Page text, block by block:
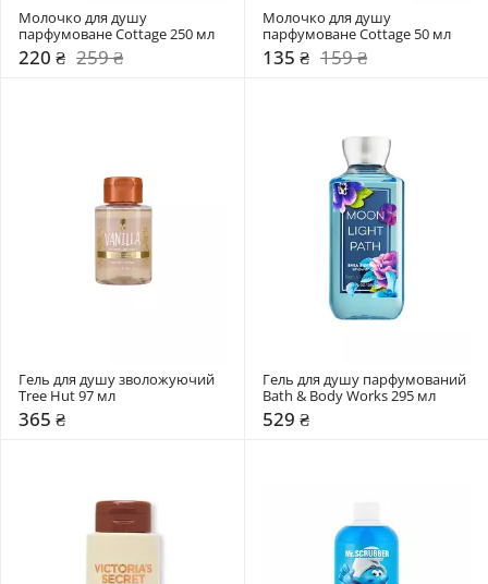
Молочко для душу
парфумоване Cottage 250 мл
220 ₴ 259 ₴
Молочко для душу
парфумоване Cottage 50 мл
135 ₴ 159 ₴
Гель для душу зволожуючий
Tree Hut 97 мл
365 ₴
Гель для душу парфумований
Bath & Body Works 295 мл
529 ₴